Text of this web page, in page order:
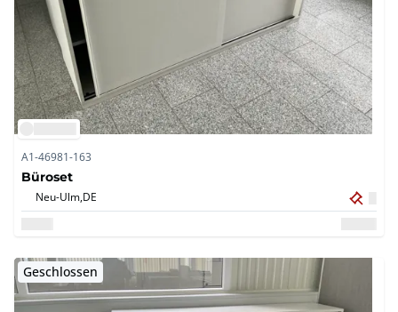
A1-46981-163
Büroset
Neu-Ulm,DE
Geschlossen